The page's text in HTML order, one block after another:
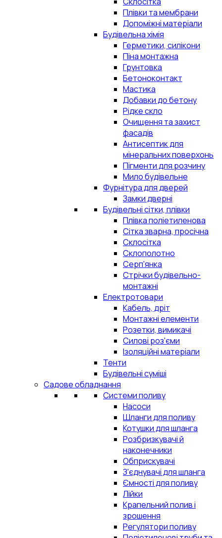
Плівки та мембрани
Допоміжні матеріали
Будівельна хімія
Герметики, силікони
Піна монтажна
Грунтовка
Бетоноконтакт
Мастика
Добавки до бетону
Рідке скло
Очищення та захист
фасадів
Антисептик для
мінеральних поверхонь
Пігменти для розчину
Мило будівельне
Фурнітура для дверей
Замки дверні
Будівельні сітки, плівки
Плівка поліетиленова
Сітка зварна, просічна
Склосітка
Склополотно
Серп'янка
Стрічки будівельно-
монтажні
Електротовари
Кабель, дріт
Монтажні елементи
Розетки, вимикачі
Силові роз'єми
Ізоляційні матеріали
Тенти
Будівельні суміші
Садове обладнання
Системи поливу
Насоси
Шланги для поливу
Котушки для шланга
Розбризкувачі й
наконечники
Обприскувачі
З'єднувачі для шланга
Ємності для поливу
Лійки
Крапельний полив і
зрошення
Регулятори поливу